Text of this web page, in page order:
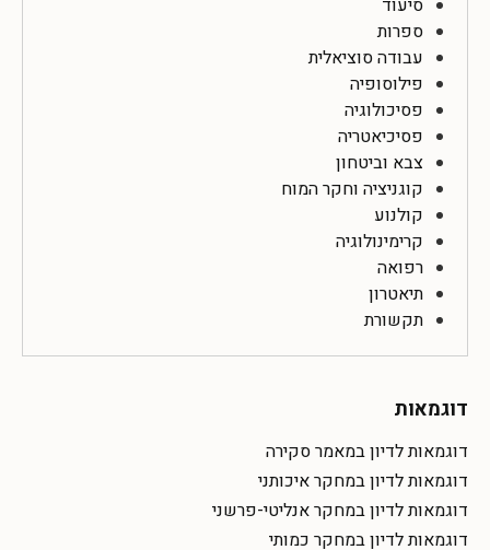
ספרות
עבודה סוציאלית
פילוסופיה
פסיכולוגיה
פסיכיאטריה
צבא וביטחון
קוגניציה וחקר המוח
קולנוע
קרימינולוגיה
רפואה
תיאטרון
תקשורת
דוגמאות
דוגמאות לדיון במאמר סקירה
דוגמאות לדיון במחקר איכותני
דוגמאות לדיון במחקר אנליטי-פרשני
דוגמאות לדיון במחקר כמותי